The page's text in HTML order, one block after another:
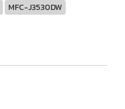
MFC-J3530DW